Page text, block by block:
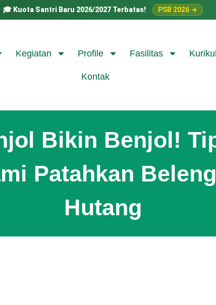
🎓 Kuota Santri Baru 2026/2027 Terbatas! PSB 2026 →
Kegiatan Profile Fasilitas
Kontak
Bikin Benjol!
Patahkan
Hutang